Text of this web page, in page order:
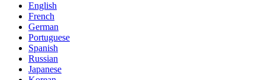
English
French
German
Portuguese
Spanish
Russian
Japanese